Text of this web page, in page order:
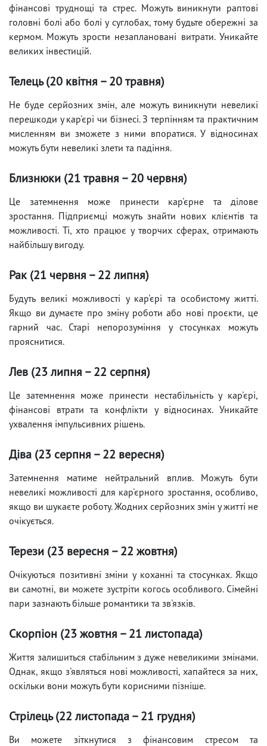
фінансові труднощі та стрес. Можуть виникнути раптові
головні болі або болі у суглобах, тому будьте обережні за
кермом. Можуть зрости незаплановані витрати. Уникайте
великих інвестицій.
Телець (20 квітня – 20 травня)
Не буде серйозних змін, але можуть виникнути невеликі
перешкоди у кар'єрі чи бізнесі. З терпінням та практичним
мисленням ви зможете з ними впоратися. У відносинах
можуть бути невеликі злети та падіння.
Близнюки (21 травня – 20 червня)
Це затемнення може принести кар'єрне та ділове
зростання. Підприємці можуть знайти нових клієнтів та
можливості. Ті, хто працює у творчих сферах, отримають
найбільшу вигоду.
Рак (21 червня – 22 липня)
Будуть великі можливості у кар'єрі та особистому житті.
Якщо ви думаєте про зміну роботи або нові проєкти, це
гарний час. Старі непорозуміння у стосунках можуть
прояснитися.
Лев (23 липня – 22 серпня)
Це затемнення може принести нестабільність у кар'єрі,
фінансові втрати та конфлікти у відносинах. Уникайте
ухвалення імпульсивних рішень.
Діва (23 серпня – 22 вересня)
Затемнення матиме нейтральний вплив. Можуть бути
невеликі можливості для кар'єрного зростання, особливо,
якщо ви шукаєте роботу. Жодних серйозних змін у житті не
очікується.
Терези (23 вересня – 22 жовтня)
Очікуються позитивні зміни у коханні та стосунках. Якщо
ви самотні, ви можете зустріти когось особливого. Сімейні
пари зазнають більше романтики та зв'язків.
Скорпіон (23 жовтня – 21 листопада)
Життя залишиться стабільним з дуже невеликими змінами.
Однак, якщо з'являться нові можливості, хапайтеся за них,
оскільки вони можуть бути корисними пізніше.
Стрілець (22 листопада – 21 грудня)
Ви можете зіткнутися з фінансовим стресом та